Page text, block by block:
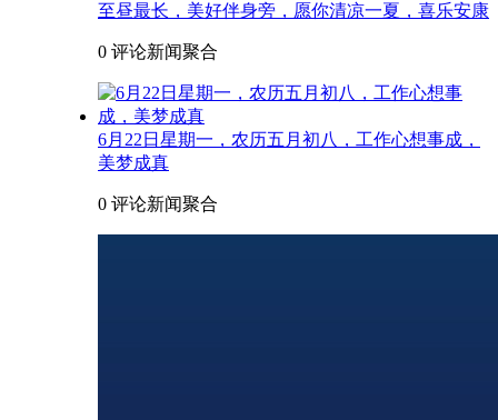
至昼最长，美好伴身旁，愿你清凉一夏，喜乐安康
0 评论新闻聚合
6月22日星期一，农历五月初八，工作心想事成，
美梦成真
0 评论新闻聚合